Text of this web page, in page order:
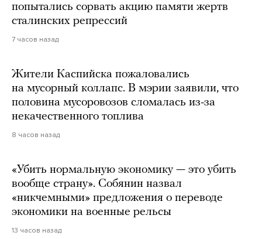
попытались сорвать акцию памяти жертв
сталинских репрессий
7 часов назад
Жители Каспийска пожаловались
на мусорный коллапс. В мэрии заявили, что
половина мусоровозов сломалась из-за
некачественного топлива
8 часов назад
«Убить нормальную экономику — это убить
вообще страну». Собянин назвал
«никчемными» предложения о переводе
экономики на военные рельсы
13 часов назад